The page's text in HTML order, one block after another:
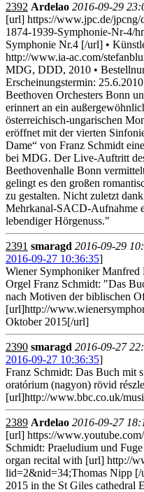
2392 Ardelao 2016-09-29
[url] https://www.jpc.de/jpcng/
1874-1939-Symphonie-Nr-4/
Symphonie Nr.4 [/url] •
http://www.ia-ac.com/
MDG, DDD, 2010 •
Erscheinungstermin:
Beethoven Orchesters Bonn
erinnert an ein
österreichisch-ungarischen
eröffnet mit der vierten
Dame“ von Franz Schmidt
bei MDG. Der Live-Auftritt
Beethovenhalle Bonn
gelingt es den großen
zu gestalten. Nicht zuletzt
Mehrkanal-SACD-Aufnahme
lebendiger Hörgenuss."
2391 smaragd 2016-09-29
2016-09-27 10:36:35]
Wiener Symphoniker
Orgel Franz Schmidt: "Das
nach Motiven der biblischen
[url]http://
Oktober 2015[/url]
2390 smaragd 2016-09-27
2016-09-27 10:36:35]
Franz Schmidt: Das Buch mit
oratórium (nagyon) rövid
[url]http://www.bbc.co.uk/
2389 Ardelao 2016-09-27
[url] https://
Schmidt: Praeludium und
organ recital with [url] http://
lid=2&nid=34;Thomas Nipp [/
2015 in the St Giles cathedral